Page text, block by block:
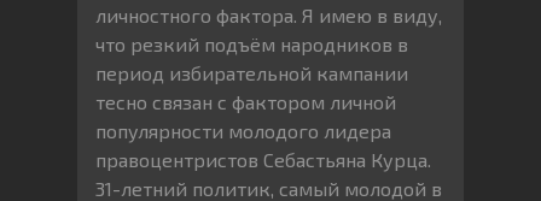
личностного фактора. Я имею в виду,
что резкий подъём народников в
период избирательной кампании
тесно связан с фактором личной
популярности молодого лидера
правоцентристов Себастьяна Курца.
31-летний политик, самый молодой в